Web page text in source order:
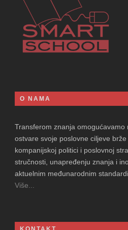
O NAMA
Transferom znanja omogućavamo
ostvare svoje poslovne ciljeve
kompanijskoj politici i poslovnoj
stručnosti, unapređenju znanja i
aktuelnim međunarodnim
Više...